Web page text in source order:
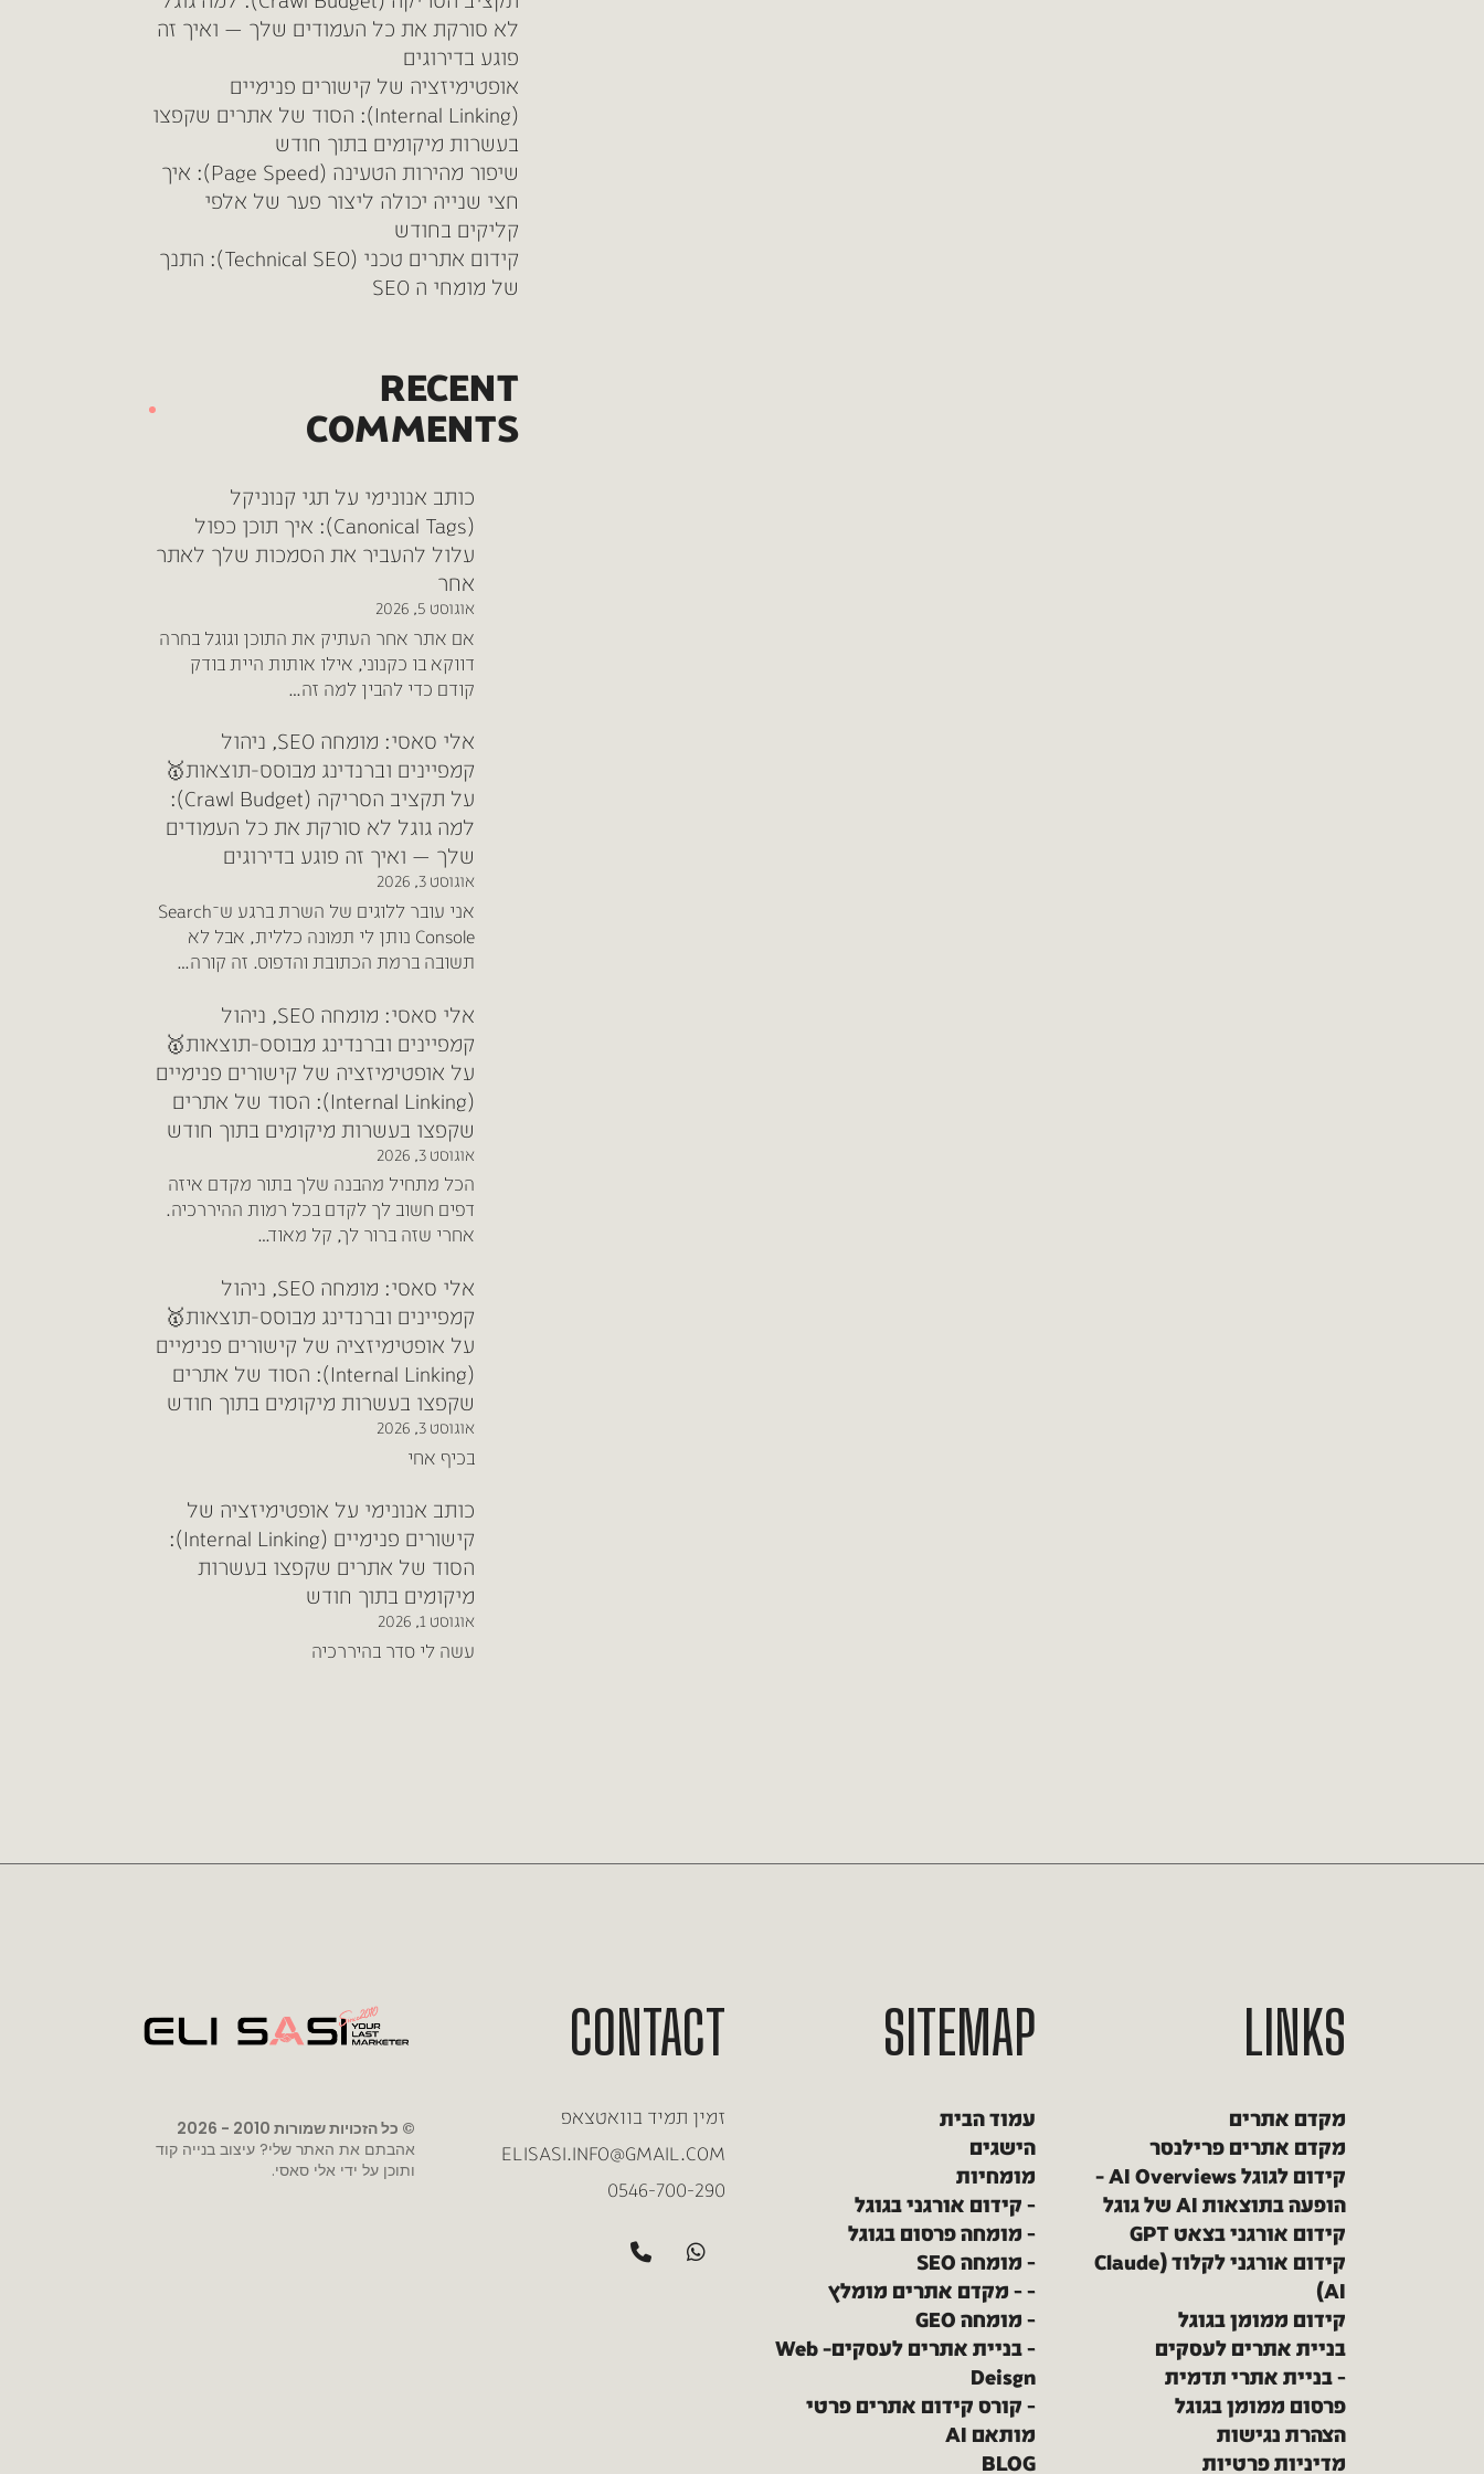
לא סורקת את כל העמודים שלך — ואיך זה
פוגע בדירוגים
אופטימיזציה של קישורים פנימיים
(Internal Linking): הסוד של אתרים שקפצו
בעשרות מיקומים בתוך חודש
שיפור מהירות הטעינה (Page Speed): איך
חצי שנייה יכולה ליצור פער של אלפי
קליקים בחודש
קידום אתרים טכני (Technical SEO): התנך
של מומחי ה SEO
RECENT
COMMENTS
כותב אנונימי על תגי קנוניקל
(Canonical Tags): איך תוכן כפול
עלול להעביר את הסמכות שלך לאתר
אחר
אוגוסט 5, 2026
אם אתר אחר העתיק את התוכן וגוגל בחרה
דווקא בו כקנוני, אילו אותות היית בודק
קודם כדי להבין למה זה…
אלי סאסי: מומחה SEO, ניהול
קמפיינים וברנדינג מבוסס-תוצאות🥇
על
תקציב הסריקה (Crawl Budget):
למה גוגל לא סורקת את כל העמודים
שלך — ואיך זה פוגע בדירוגים
אוגוסט 3, 2026
אני עובר ללוגים של השרת ברגע ש־Search
Console נותן לי תמונה כללית, אבל לא
תשובה ברמת הכתובת והדפוס. זה קורה…
אלי סאסי: מומחה SEO, ניהול
קמפיינים וברנדינג מבוסס-תוצאות🥇
על אופטימיזציה של קישורים פנימיים
(Internal Linking): הסוד של אתרים
שקפצו בעשרות מיקומים בתוך חודש
אוגוסט 3, 2026
הכל מתחיל מהבנה שלך בתור מקדם איזה
דפים חשוב לך לקדם בכל רמות ההיררכיה.
אחרי שזה ברור לך, קל מאוד…
אלי סאסי: מומחה SEO, ניהול
קמפיינים וברנדינג מבוסס-תוצאות🥇
על אופטימיזציה של קישורים פנימיים
(Internal Linking): הסוד של אתרים
שקפצו בעשרות מיקומים בתוך חודש
אוגוסט 3, 2026
בכיף אחי
כותב אנונימי על אופטימיזציה של
קישורים פנימיים (Internal Linking):
הסוד של אתרים שקפצו בעשרות
מיקומים בתוך חודש
אוגוסט 1, 2026
עשה לי סדר בהיררכיה
LINKS
מקדם אתרים
מקדם אתרים פרילנסר
קידום לגוגל AI Overviews –
הופעה בתוצאות AI של גוגל
קידום אורגני בצאט GPT
קידום אורגני לקלוד (Claude
AI)
קידום ממומן בגוגל
בניית אתרים לעסקים
בניית אתרי תדמית
פרסום ממומן בגוגל
הצהרת נגישות
מדיניות פרטיות
SITEMAP
עמוד הבית
הישגים
מומחיות
קידום אורגני בגוגל
מומחה פרסום בגוגל
מומחה SEO
מקדם אתרים מומלץ
מומחה GEO
בניית אתרים לעסקים– Web
Deisgn
קורס קידום אתרים פרטי
מותאם AI
BLOG
CONTACT
זמין תמיד בוואטצאפ
ELISASI.INFO@GMAIL.COM
0546-700-290
© כל הזכויות שמורות 2010 - 2026
אהבתם את האתר שלי? עיצוב בנייה קוד
ותוכן על ידי אלי סאסי.